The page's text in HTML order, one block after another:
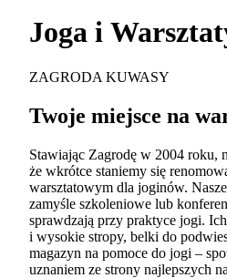
Joga i
ZAGRODA KUWASY
Twoje miejsce na
Stawiając Zagrodę w 2004 roku,
że wkrótce staniemy się
warsztatowym dla joginów.
zamyśle szkoleniowe lub
sprawdzają przy praktyce jogi.
i wysokie stropy, belki do
magazyn na pomoce do jogi –
uznaniem ze strony najlepszych